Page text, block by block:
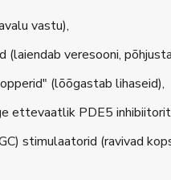
vastu),
(laiendab veresooni,
(lõõgastab lihaseid),
ettevaatlik PDE5
stimulaatorid (ravivad